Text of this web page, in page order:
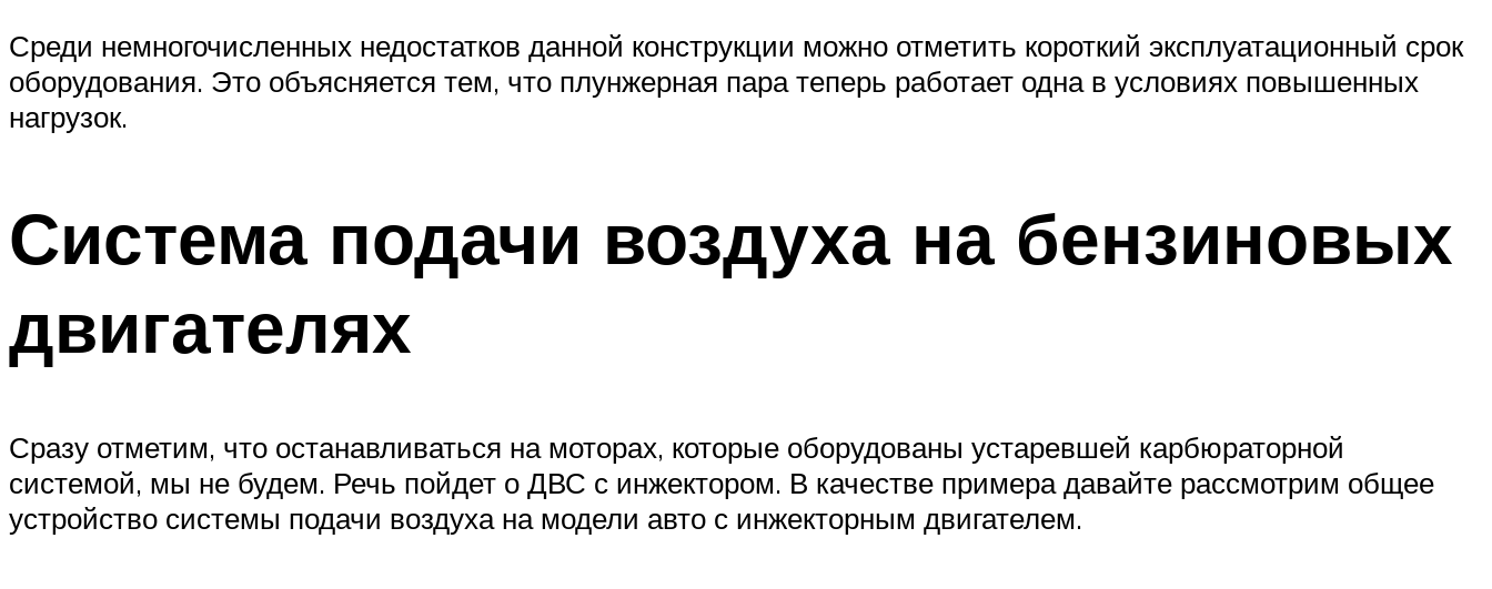
Среди немногочисленных недостатков данной конструкции можно отметить короткий эксплуатационный срок
оборудования. Это объясняется тем, что плунжерная пара теперь работает одна в условиях повышенных
нагрузок.
Система подачи воздуха на бензиновых
двигателях
Сразу отметим, что останавливаться на моторах, которые оборудованы устаревшей карбюраторной
системой, мы не будем. Речь пойдет о ДВС с инжектором. В качестве примера давайте рассмотрим общее
устройство системы подачи воздуха на модели авто с инжекторным двигателем.